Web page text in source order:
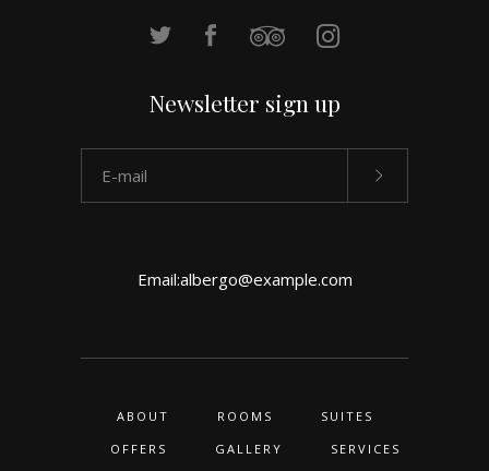
Newsletter sign up
Email:albergo@example.com
ABOUT ROOMS
SUITES
OFFERS
GALLERY SERVICES